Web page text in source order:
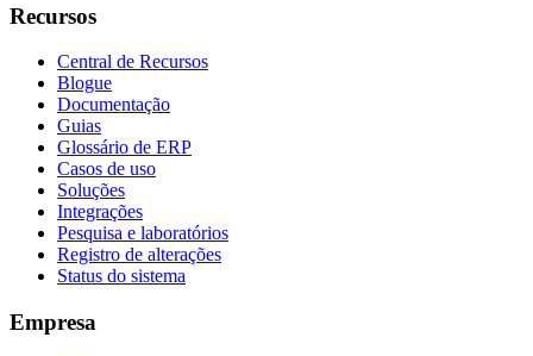
Recursos
Central de Recursos
Blogue
Documentação
Guias
Glossário de ERP
Casos de uso
Soluções
Integrações
Pesquisa e laboratórios
Registro de alterações
Status do sistema
Empresa